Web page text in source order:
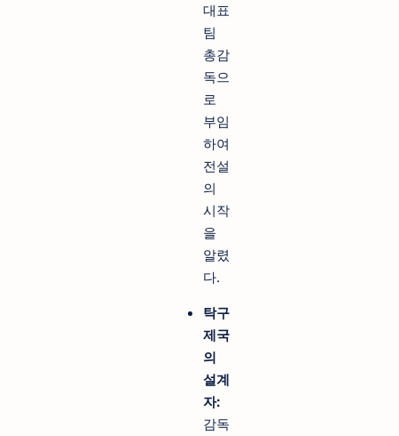
대표
팀
총감
독으
로
부임
하여
전설
의
시작
을
알렸
다.
탁구
제국
의
설계
자:
감독